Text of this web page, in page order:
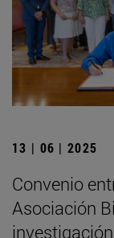
13 | 06 | 2025
Convenio
Asociación